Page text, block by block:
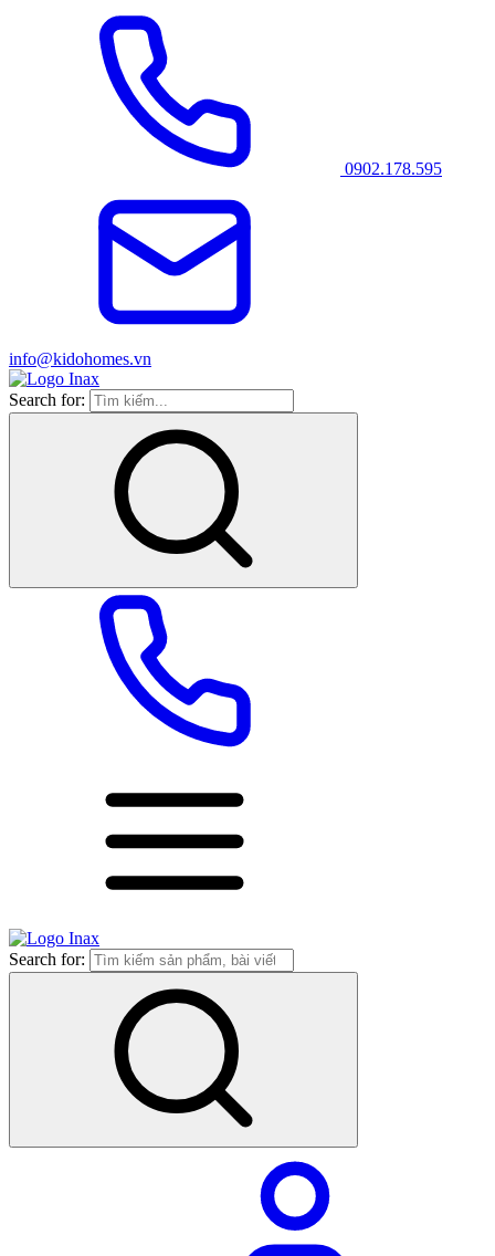
0902.178.595
info@kidohomes.vn
Search for:
Search for: